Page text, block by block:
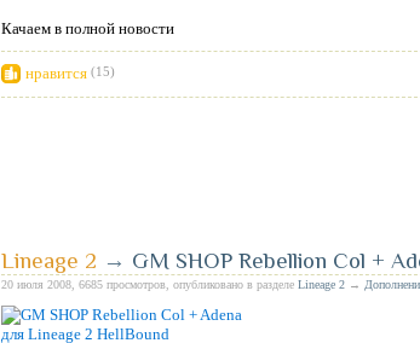
Качаем в полной новости
нравится (15)
Lineage 2 → GM SHOP Rebellion Col +
20 июля 2008, 6685 просмотров, опубликовано в разделе Lineage 2 →